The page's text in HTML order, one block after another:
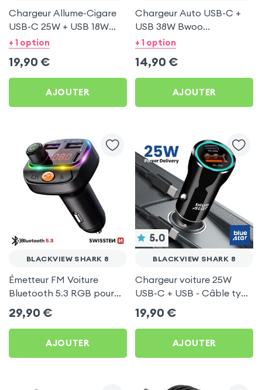
Chargeur Allume-Cigare
USB-C 25W + USB 18W
Bwoo pour Blackview
+ 1 option
19,90 €
AJOUTER
Chargeur Auto USB-C +
USB 38W Bwoo
Transparent pour
+ 1 option
14,90 €
AJOUTER
BLACKVIEW SHARK 8
Émetteur FM Voiture
Bluetooth 5.3 RGB pour
Blackview Shark 8
29,90 €
AJOUTER
5.0
BLACKVIEW SHARK 8
Chargeur voiture 25W
USB-C + USB - Câble type
C 60W Blue Star pour
Blackview Shark 8
19,90 €
AJOUTER